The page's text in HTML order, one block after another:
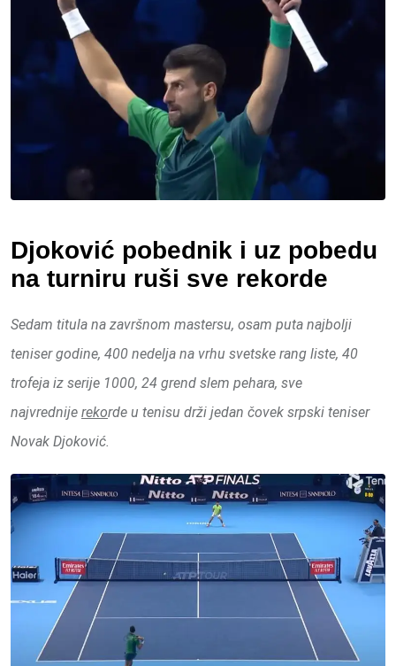
Djoković pobednik i uz pobedu
na turniru ruši sve rekorde
Sedam titula na završnom mastersu, osam puta najbolji
teniser godine, 400 nedelja na vrhu svetske rang liste, 40
trofeja iz serije 1000, 24 grend slem pehara, sve
najvrednije rekorde u tenisu drži jedan čovek srpski teniser
Novak Djoković.